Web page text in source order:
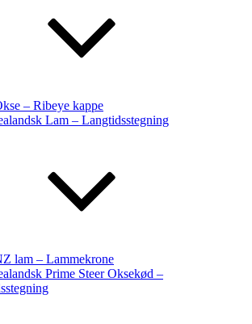
– Ribeye kappe
Lam – Langtidsstegning
lam – Lammekrone
Prime Steer Oksekød –